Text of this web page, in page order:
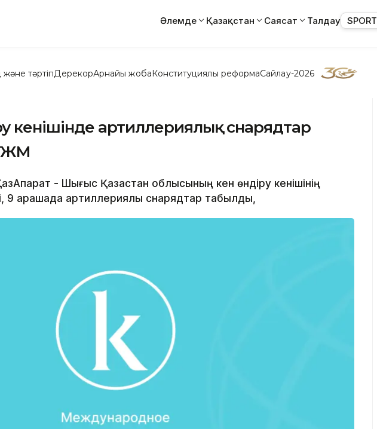
Әлемде Қазақстан Саясат Талдау SPORT
тәртіпДерекқорАрнайы жобаКонституциялық реформаСайлау-2026
кенішінде артиллериялық снарядтар
- Шығыс Қазақстан облысының кен өндіру кенішінің
9 қарашада артиллериялық снарядтар табылды,